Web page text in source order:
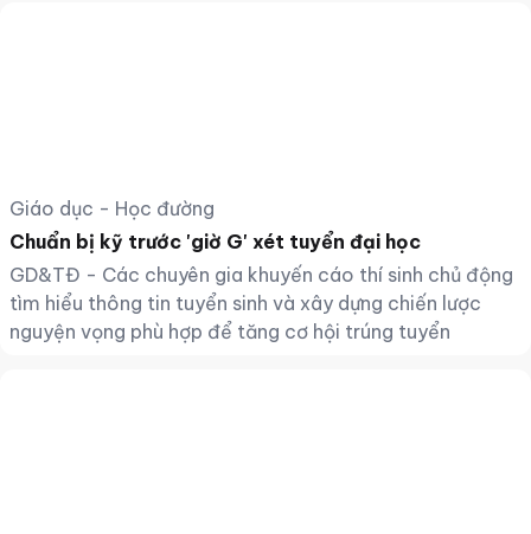
Giáo dục - Học đường
Chuẩn bị kỹ trước 'giờ G' xét tuyển đại học
GD&TĐ - Các chuyên gia khuyến cáo thí sinh chủ động
tìm hiểu thông tin tuyển sinh và xây dựng chiến lược
nguyện vọng phù hợp để tăng cơ hội trúng tuyển